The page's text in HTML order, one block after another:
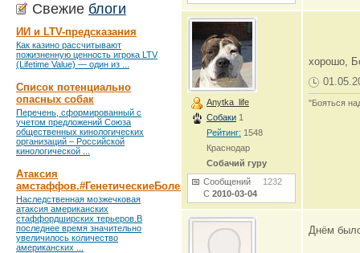
Свежие блоги
ИИ и LTV-предсказания
Как казино рассчитывают
пожизненную ценность игрока LTV
(Lifetime Value) — один из ...
Список потенциально
опасных собак
Перечень, сформированный с
учетом предложений Союза
общественных кинологических
организаций – Российской
кинологической ...
Атаксия
амстаффов.#ГенетическиеБолезни
Наследственная мозжечковая
атаксия американских
стаффордширских терьеров.В
последнее время значительно
увеличилось количество
американских ...
Anytka_life
Собаки 1
Рейтинг: 1548
Краснодар
Собачий гуру
Сообщений 1232
С 2010-03-04
хорошо,
"Бояться
Днём